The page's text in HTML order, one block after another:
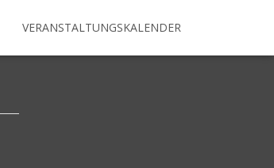
VERANSTALTUNGSKALENDER